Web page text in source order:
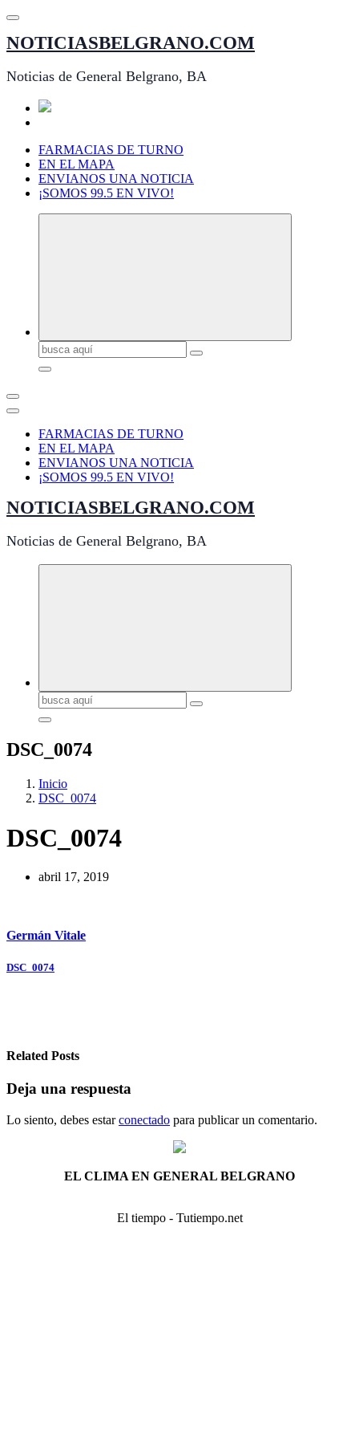
Saltar
contenido
NOTICIASBELGRANO.COM
Noticias de General Belgrano, BA
FARMACIAS DE TURNO
EN EL MAPA
ENVIANOS UNA NOTICIA
¡SOMOS 99.5 EN VIVO!
Buscar:
FARMACIAS DE TURNO
EN EL MAPA
ENVIANOS UNA NOTICIA
¡SOMOS 99.5 EN VIVO!
NOTICIASBELGRANO.COM
Noticias de General Belgrano, BA
Buscar:
DSC_0074
Inicio
DSC_0074
DSC_0074
abril 17, 2019
Germán Vitale
Navegación
DSC_0074
Related Posts
Deja una respuesta
Lo siento, debes estarconectado para publicar un comentario.
EL CLIMA EN GENERAL BELGRANO
El tiempo - Tutiempo.net